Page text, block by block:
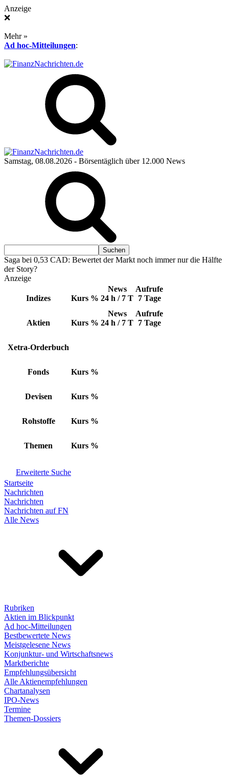
Anzeige
❌
Mehr »
Ad hoc-Mitteilungen:
Samstag, 08.08.2026 - Börsentäglich über 12.000 News
Saga bei 0,53 CAD: Bewertet der Markt noch immer nur die Hälfte
der Story?
Anzeige
Indizes Kurs %
News
24 h / 7 T
Aufrufe
7 Tage
Aktien Kurs %
News
24 h / 7 T
Aufrufe
7 Tage
Xetra-Orderbuch
Fonds Kurs %
Devisen Kurs %
Rohstoffe Kurs %
Themen Kurs %
Erweiterte Suche
Startseite
Nachrichten
Nachrichten
Nachrichten auf FN
Alle News
Rubriken
Aktien im Blickpunkt
Ad hoc-Mitteilungen
Bestbewertete News
Meistgelesene News
Konjunktur- und Wirtschaftsnews
Marktberichte
Empfehlungsübersicht
Alle Aktienempfehlungen
Chartanalysen
IPO-News
Termine
Themen-Dossiers